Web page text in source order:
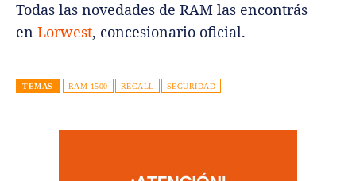
Todas las novedades de RAM las encontrás
en Lorwest, concesionario oficial.
TEMAS RAM 1500 RECALL SEGURIDAD